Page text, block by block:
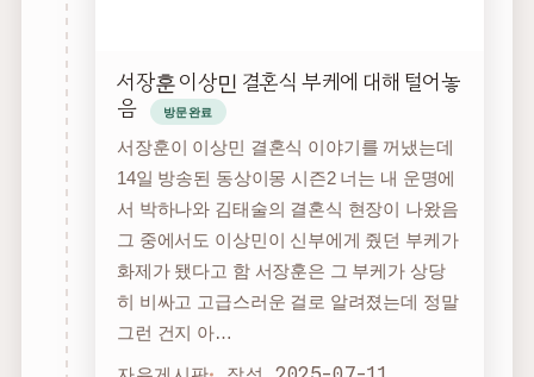
서장훈 이상민 결혼식 부케에 대해 털어놓
음
방문완료
서장훈이 이상민 결혼식 이야기를 꺼냈는데
14일 방송된 동상이몽 시즌2 너는 내 운명에
서 박하나와 김태술의 결혼식 현장이 나왔음
그 중에서도 이상민이 신부에게 줬던 부케가
화제가 됐다고 함 서장훈은 그 부케가 상당
히 비싸고 고급스러운 걸로 알려졌는데 정말
그런 건지 아…